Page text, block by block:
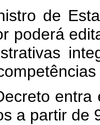
de
poderá
entra
a partir de